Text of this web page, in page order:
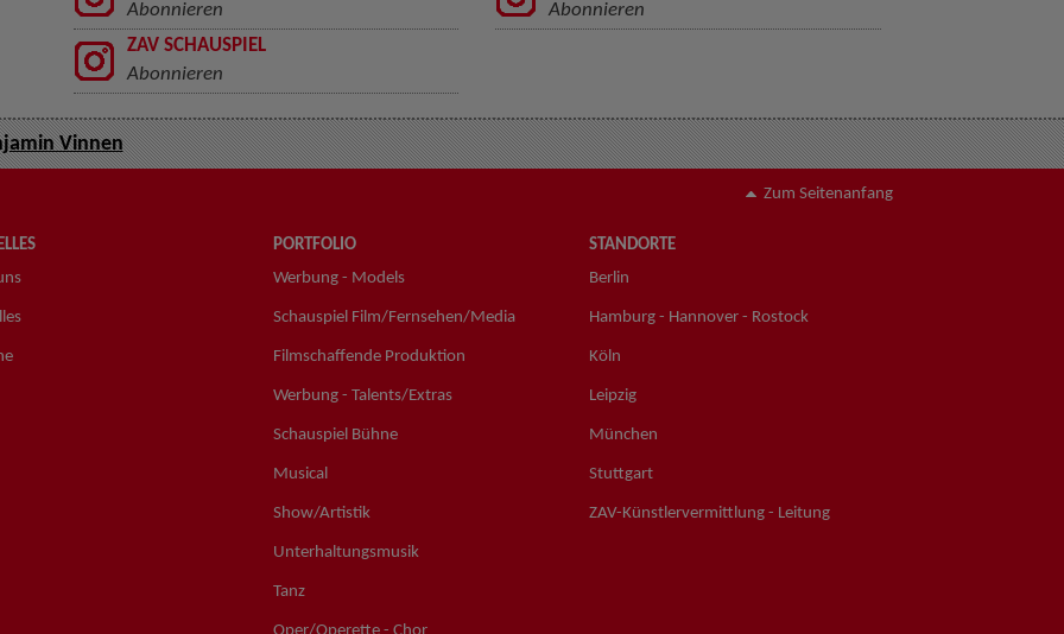
Abonnieren
Abonnieren
ZAV SCHAUSPIEL
Abonnieren
Vinnen
Zum Seitenanfang
PORTFOLIO
Werbung - Models
Schauspiel Film/Fernsehen/Media
Filmschaffende Produktion
Werbung - Talents/Extras
Schauspiel Bühne
Musical
Show/Artistik
Unterhaltungsmusik
Tanz
STANDORTE
Berlin
Hamburg - Hannover - Rostock
Köln
Leipzig
München
Stuttgart
ZAV-Künstlervermittlung - Leitung